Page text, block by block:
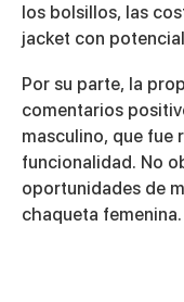
los bolsillos, las
jacket con
Por su parte, la
comentarios
masculino, que fue
funcionalidad. No
oportunidades de
chaqueta femenina.